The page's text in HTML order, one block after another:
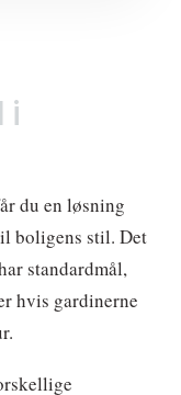
i
du en løsning
boligens stil. Det
standardmål,
hvis gardinerne